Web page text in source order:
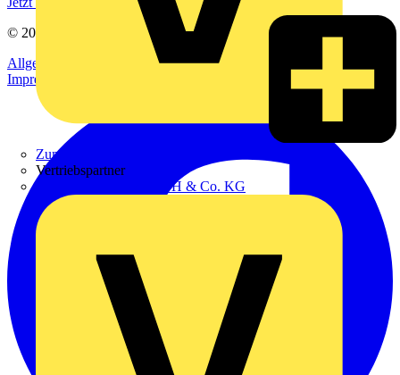
Zumtobel
Vertriebspartner
Adalbert Zajadacz GmbH & Co. KG
© 2002-
Allgemeine GeschäftsbedingungenDatenschutzerklärung
Impressum